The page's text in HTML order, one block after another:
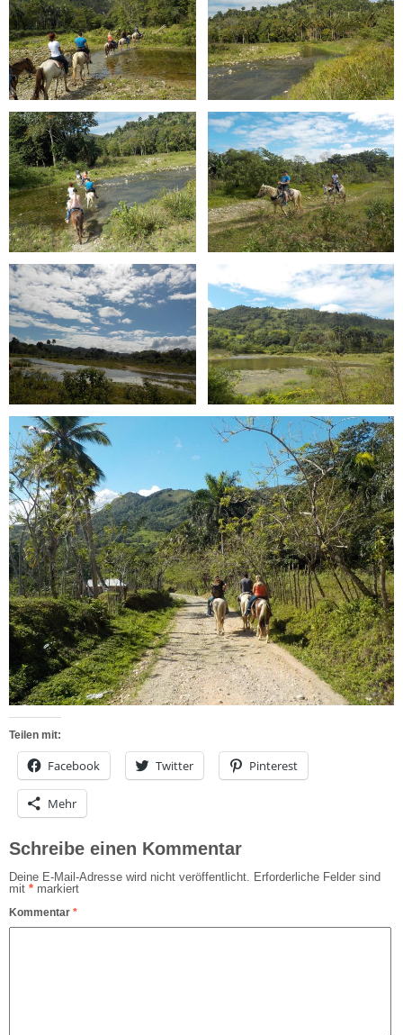
Teilen mit:
Facebook Twitter Pinterest
Mehr
Schreibe einen Kommentar
Deine E-Mail-Adresse wird nicht veröffentlicht. Erforderliche Felder sind
mit * markiert
Kommentar *